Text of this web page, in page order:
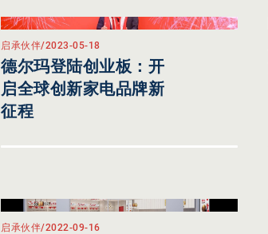
启承伙伴/2023-05-18
德尔玛登陆创业板：开
启全球创新家电品牌新
征程
启承伙伴/2022-09-16